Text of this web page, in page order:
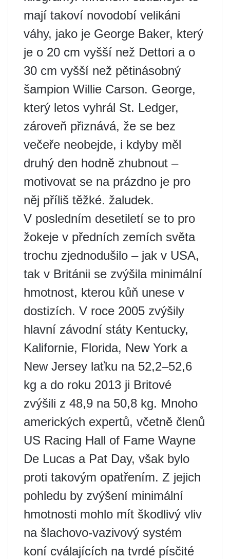
mají takoví novodobí velikáni
váhy, jako je George Baker, který
je o 20 cm vyšší než Dettori a o
30 cm vyšší než pětinásobný
šampion Willie Carson. George,
který letos vyhrál St. Ledger,
zároveň přiznává, že se bez
večeře neobejde, i kdyby měl
druhý den hodně zhubnout –
motivovat se na prázdno je pro
něj příliš těžké. žaludek.
V posledním desetiletí se to pro
žokeje v předních zemích světa
trochu zjednodušilo – jak v USA,
tak v Británii se zvýšila minimální
hmotnost, kterou kůň unese v
dostizích. V roce 2005 zvýšily
hlavní závodní státy Kentucky,
Kalifornie, Florida, New York a
New Jersey laťku na 52,2–52,6
kg a do roku 2013 ji Britové
zvýšili z 48,9 na 50,8 kg. Mnoho
amerických expertů, včetně členů
US Racing Hall of Fame Wayne
De Lucas a Pat Day, však bylo
proti takovým opatřením. Z jejich
pohledu by zvýšení minimální
hmotnosti mohlo mít škodlivý vliv
na šlachovo-vazivový systém
koní cválajících na tvrdé písčité